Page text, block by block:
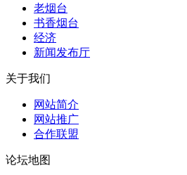
老烟台
书香烟台
经济
新闻发布厅
关于我们
网站简介
网站推广
合作联盟
论坛地图